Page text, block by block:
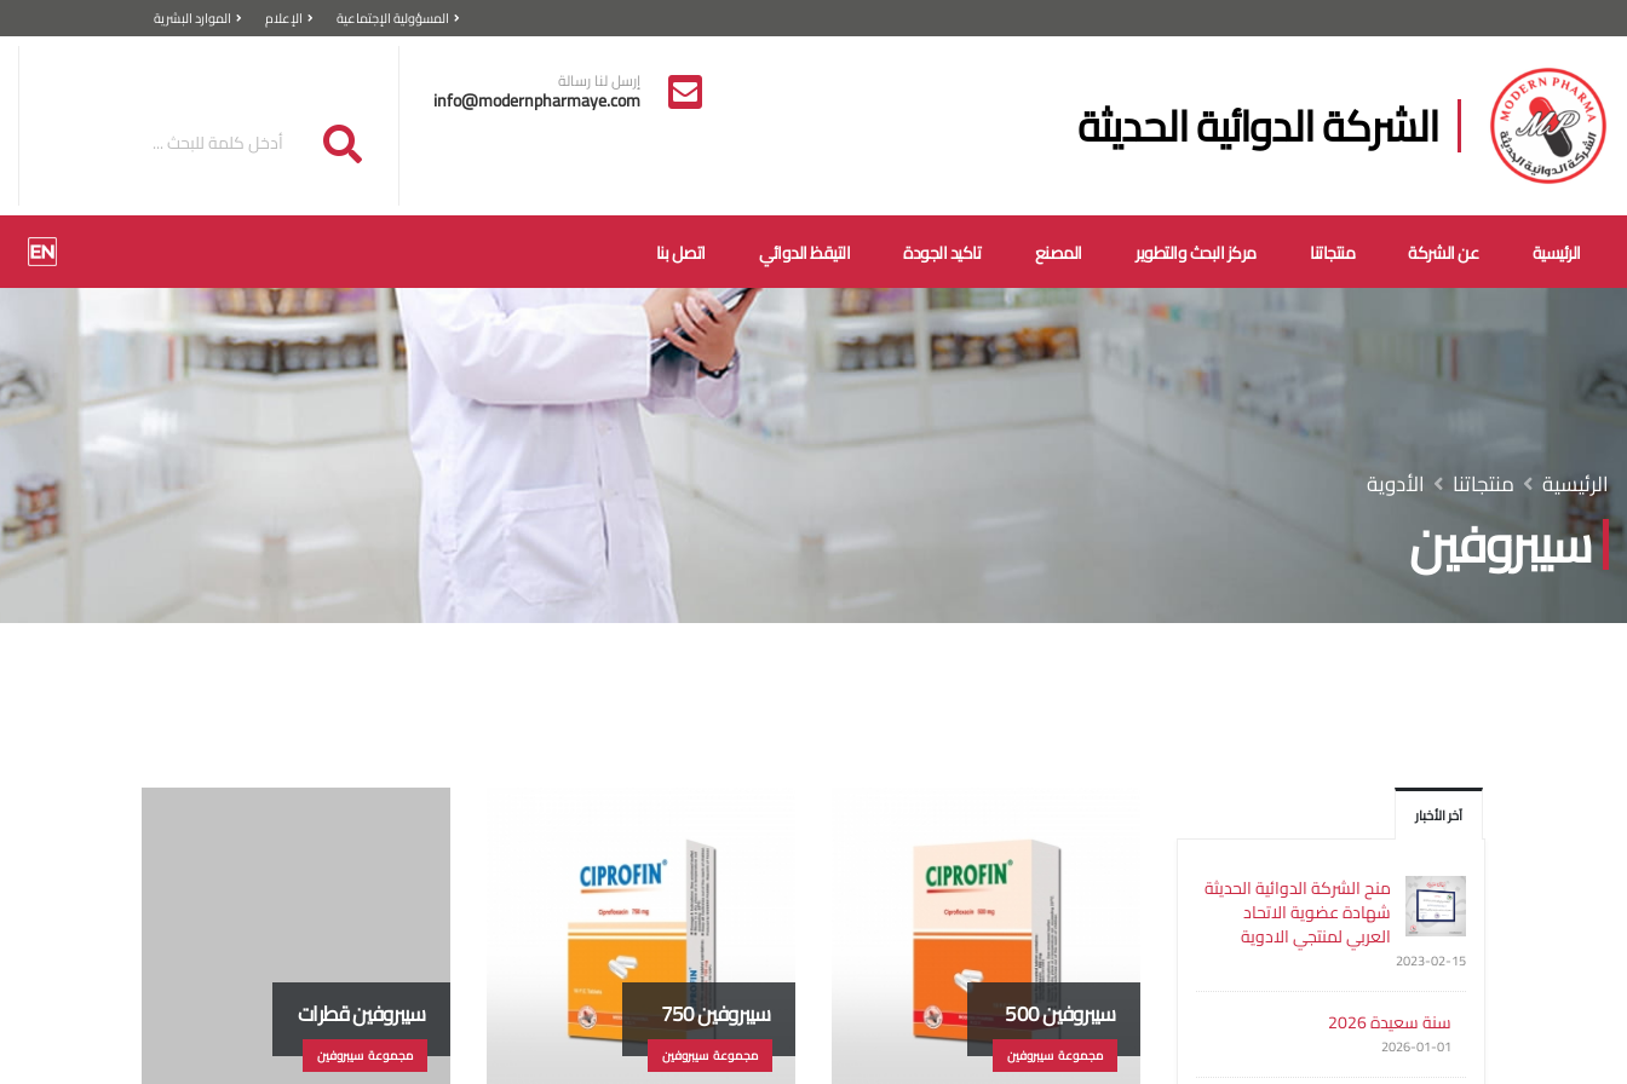
المسؤولية الإجتماعية الإعلام الموارد البشرية
الشركة الدوائية الحديثة
إرسل لنا رسالة
info@modernpharmaye.com
الرئيسية عن الشركة منتجاتنا مركز البحث والتطوير المصنع تاكيد الجودة التيقظ الدوائي اتصل بنا
سيبروفين
الرئيسية منتجاتنا الأدوية
آخر الأخبار
منح الشركة الدوائية الحديثة
شهادة عضوية الاتحاد
العربي لمنتجي الادوية
2023-02-15
سنة سعيدة 2026
2026-01-01
سيبروفين 500
مجموعة سيبروفين
سيبروفين 750
مجموعة سيبروفين
سيبروفين قطرات
مجموعة سيبروفين